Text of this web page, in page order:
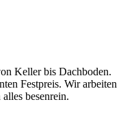
Keller bis Dachboden.
Festpreis. Wir arbeiten
besenrein.